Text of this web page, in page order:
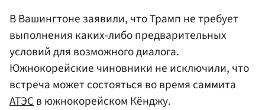
В Вашингтоне заявили, что Трамп не требует
выполнения каких-либо предварительных
условий для возможного диалога.
Южнокорейские чиновники не исключили, что
встреча может состояться во время саммита
АТЭСв южнокорейском Кёнджу.